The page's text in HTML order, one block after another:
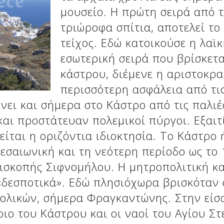
μουσείο. Η πρώτη σειρά από
τριώροφα σπίτια, αποτελεί
τείχος. Εδώ κατοικούσε η
εσωτερική σειρά που
κάστρου, διέμενε η
περισσότερη ασφάλεια από
και σήμερα στο Κάστρο από τις
προστάτευαν πολεμικοί πύργοι.
η οριζόντια ιδιοκτησία. Το
και τη νεότερη περίοδο ως
Σιφνομήλου. Η μητροπολιτική
Εδώ πλησιόχωρα βρισκόταν
σήμερα Φραγκαντώνης. Στην
του Κάστρου και οι ναοί του Αγίου